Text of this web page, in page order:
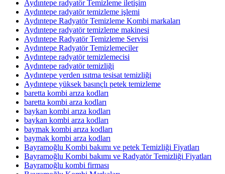
Aydıntepe radyatör Temizleme iletişim
Aydıntepe radyatör temizleme işlemi
Aydıntepe Radyatör Temizleme Kombi markaları
Aydıntepe radyatör temizleme makinesi
Aydıntepe Radyatör Temizleme Servisi
Aydıntepe Radyatör Temizlemeciler
Aydıntepe radyatör temizlemecisi
Aydıntepe radyatör temizliği
Aydıntepe yerden ısıtma tesisat temizliği
Aydıntepe yüksek basınçlı petek temizleme
baretta kombi arıza kodları
baretta kombi arza kodları
baykan kombi arıza kodları
baykan kombi arza kodları
baymak kombi arıza kodları
baymak kombi arza kodları
Bayramoğlu Kombi bakımı ve petek Temizliği Fiyatları
Bayramoğlu Kombi bakımı ve Radyatör Temizliği Fiyatları
Bayramoğlu kombi firması